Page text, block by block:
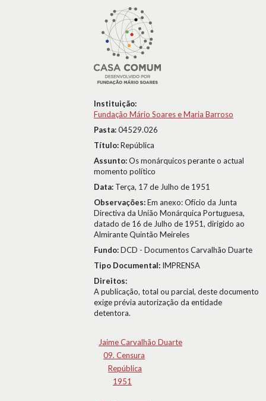
Instituição:
Fundação Mário Soares e Maria Barroso
Pasta:04529.026
Título:República
Assunto:Os monárquicos perante o actual
momento político
Data: Terça, 17 de Julho de 1951
Observações:Em anexo: Ofício da Junta
Directiva da União Monárquica Portuguesa,
datado de 16 de Julho de 1951, dirigido ao
Almirante Quintão Meireles
Fundo:DCD - Documentos Carvalhão Duarte
Tipo Documental: IMPRENSA
Direitos:
A publicação, total ou parcial, deste documento
exige prévia autorização da entidade
detentora.
Jaime Carvalhão Duarte
09. Censura
República
1951